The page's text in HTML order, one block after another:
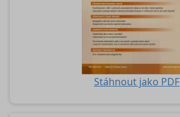
Stáhnout jako PDF